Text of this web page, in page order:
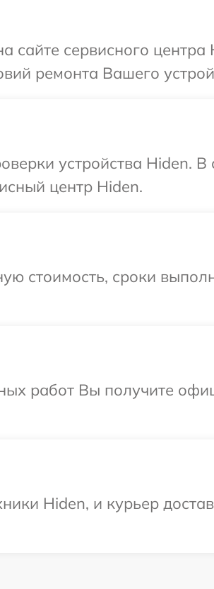
сайте сервисного
ремонта Вашего
устройства Hiden. В
центр Hiden.
стоимость, сроки
работ Вы получите
Hiden, и курьер